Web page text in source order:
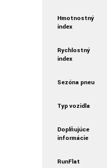
Hmotnostný
index
Rychlostný
index
Sezóna pneu
Typ vozidla
Doplňujúce
informácie
RunFlat